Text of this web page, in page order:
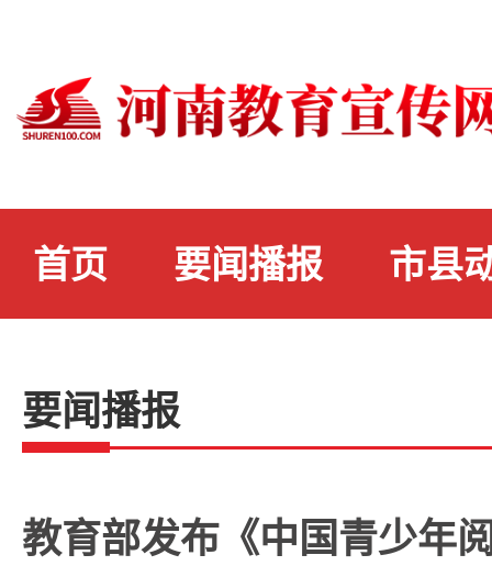
首页 要闻播报 市县
要闻播报
教育部发布《中国青少年